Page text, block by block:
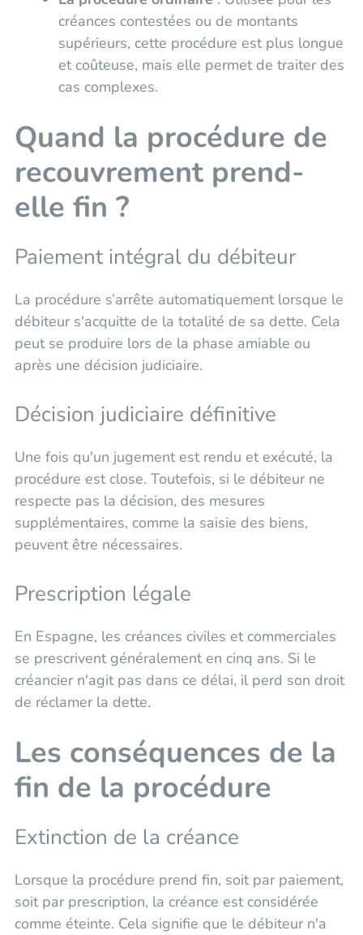
créances contestées ou de montants
supérieurs, cette procédure est plus longue
et coûteuse, mais elle permet de traiter des
cas complexes.
Quand la procédure de
recouvrement prend-
elle fin ?
Paiement intégral du débiteur
La procédure s’arrête automatiquement lorsque le
débiteur s'acquitte de la totalité de sa dette. Cela
peut se produire lors de la phase amiable ou
après une décision judiciaire.
Décision judiciaire définitive
Une fois qu'un jugement est rendu et exécuté, la
procédure est close. Toutefois, si le débiteur ne
respecte pas la décision, des mesures
supplémentaires, comme la saisie des biens,
peuvent être nécessaires.
Prescription légale
En Espagne, les créances civiles et commerciales
se prescrivent généralement en cinq ans. Si le
créancier n'agit pas dans ce délai, il perd son droit
de réclamer la dette.
Les conséquences de la
fin de la procédure
Extinction de la créance
Lorsque la procédure prend fin, soit par paiement,
soit par prescription, la créance est considérée
comme éteinte. Cela signifie que le débiteur n'a